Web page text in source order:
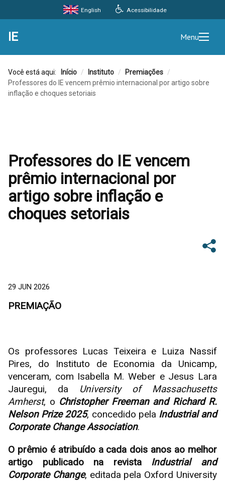
Acessibilidade
English
IE Menu
Você está aqui: Início / Instituto / Premiações /
Professores do IE vencem prêmio internacional por artigo sobre
inflação e choques setoriais
Professores do IE vencem
prêmio internacional por
artigo sobre inflação e
choques setoriais
29 JUN 2026
PREMIAÇÃO
Os professores Lucas Teixeira e Luiza Nassif
Pires, do Instituto de Economia da Unicamp,
venceram, com Isabella M. Weber e Jesus Lara
Jauregui, da University of Massachusetts
Amherst, o Christopher Freeman and Richard R.
Nelson Prize 2025, concedido pela Industrial and
Corporate Change Association.
O prêmio é atribuído a cada dois anos ao melhor
artigo publicado na revista Industrial and
Corporate Change, editada pela Oxford University